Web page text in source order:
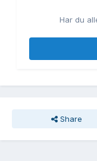
Har du
Share